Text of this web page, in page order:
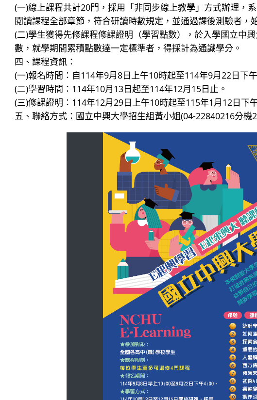
(一)線上課程共計20門，採用「非同步線上教學」方式辦理，
閱讀課程全部章節，符合研讀時數規定，並通過課後測驗者，
(二)學生獲得先修課程修課證明（學習點數），於入學國立中
數，就學期間累積點數達一定標準者，得採計為通識學分。
四、課程資訊：
(一)報名時間：自114年9月8日上午10時起至114年9月22日下
(二)學習時間：114年10月13日起至114年12月15日止。
(三)修課證明：114年12月29日上午10時起至115年1月12日下
五、聯絡方式：國立中興大學招生組黃小姐(04-22840216分機